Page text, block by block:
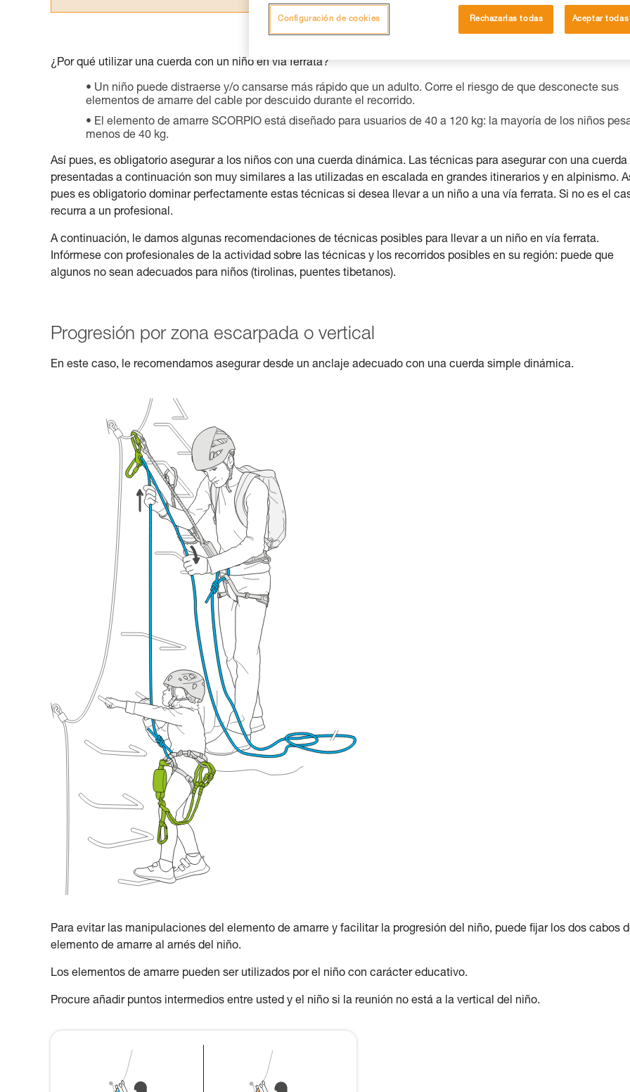
¿Por qué utilizar una cuerda con un niño en vía ferrata?
Un niño puede distraerse y/o cansarse más rápido que un adulto. Corre el riesgo de que desconecte sus
elementos de amarre del cable por descuido durante el recorrido.
El elemento de amarre SCORPIO está diseñado para usuarios de 40 a 120 kg: la mayoría de los niños
menos de 40 kg.
Así pues, es obligatorio asegurar a los niños con una cuerda dinámica. Las técnicas para asegurar con una cuerda
presentadas a continuación son muy similares a las utilizadas en escalada en grandes itinerarios y en alpinismo.
pues es obligatorio dominar perfectamente estas técnicas si desea llevar a un niño a una vía ferrata. Si no es el
recurra a un profesional.
A continuación, le damos algunas recomendaciones de técnicas posibles para llevar a un niño en vía ferrata.
Infórmese con profesionales de la actividad sobre las técnicas y los recorridos posibles en su región: puede que
algunos no sean adecuados para niños (tirolinas, puentes tibetanos).
Progresión por zona escarpada o vertical
En este caso, le recomendamos asegurar desde un anclaje adecuado con una cuerda simple dinámica.
Para evitar las manipulaciones del elemento de amarre y facilitar la progresión del niño, puede fijar los dos cabos
elemento de amarre al arnés del niño.
Los elementos de amarre pueden ser utilizados por el niño con carácter educativo.
Procure añadir puntos intermedios entre usted y el niño si la reunión no está a la vertical del niño.
Rechazarlas todas Aceptar
Configuración de cookies